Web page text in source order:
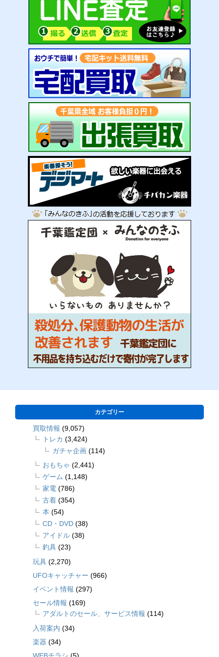
カテゴリー
買取情報 (9,057)
トレカ (3,424)
ガチャ企画 (114)
おもちゃ (2,441)
ゲーム (1,148)
家電 (786)
古着 (354)
本 (54)
CD・DVD (38)
アイドル (38)
釣具 (23)
玩具 (2,270)
UFOキャッチャー (966)
イベント情報 (297)
セール情報 (169)
アダルトのセール、サービス情報 (114)
入荷案内 (34)
楽器 (34)